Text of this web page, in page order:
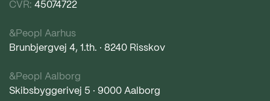
CVR: 45074722
&Peopl Aarhus
Brunbjergvej 4, 1.th. · 8240 Risskov
&Peopl Aalborg
Skibsbyggerivej 5 · 9000 Aalborg